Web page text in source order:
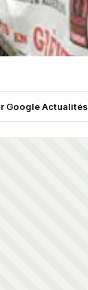
Google Actualités